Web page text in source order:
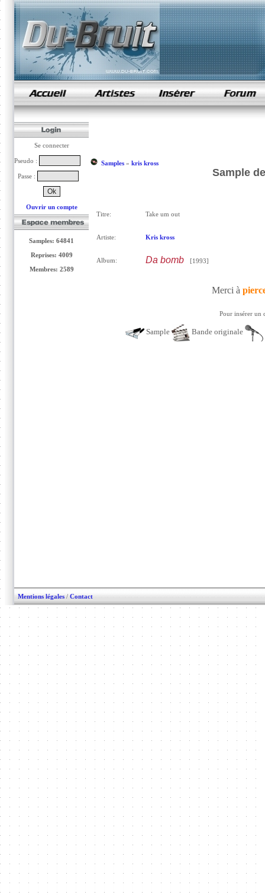
samples de rap
Se connecter
Pseudo :
Passe :
Ouvrir un compte
Samples: 64841
Reprises: 4009
Membres: 2589
Samples» kris kross
Sample
Titre: Take um out
Artiste: Kris kross
Album: Da bomb [1993]
Merci à
Pour insérer un
Sample Bande originale
Mentions légales / Contact